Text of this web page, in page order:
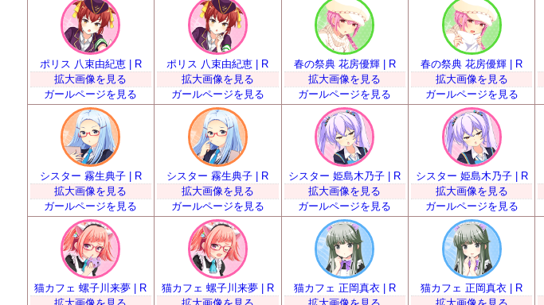
ポリス 八束由紀恵 | R
拡大画像を見る
ガールページを見る
ポリス 八束由紀恵 | R
拡大画像を見る
ガールページを見る
春の祭典 花房優輝 | R
拡大画像を見る
ガールページを見る
春の祭典 花房優輝 | R
拡大画像を見る
ガールページを見る
シスター 霧生典子 | R
拡大画像を見る
ガールページを見る
シスター 霧生典子 | R
拡大画像を見る
ガールページを見る
シスター 姫島木乃子 | R
拡大画像を見る
ガールページを見る
シスター 姫島木乃子 | R
拡大画像を見る
ガールページを見る
猫カフェ 螺子川来夢 | R
猫カフェ 螺子川来夢 | R
猫カフェ 正岡真衣 | R
猫カフェ 正岡真衣 | R